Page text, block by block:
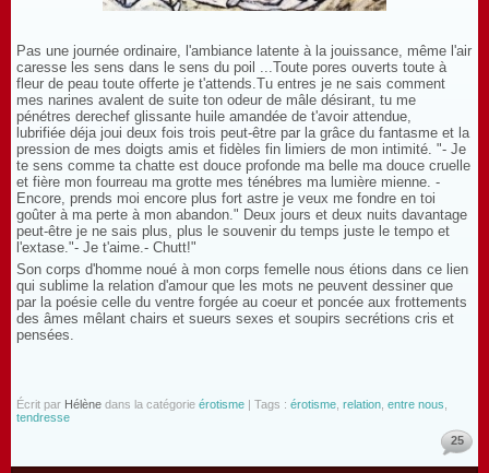
Pas une journée ordinaire, l'ambiance latente à la jouissance, même l'air
caresse les sens dans le sens du poil ...Toute pores ouverts toute à
fleur de peau toute offerte je t'attends.Tu entres je ne sais comment
mes narines avalent de suite ton odeur de mâle désirant, tu me
pénétres derechef glissante huile amandée de t'avoir attendue,
lubrifiée déja joui deux fois trois peut-être par la grâce du fantasme et la
pression de mes doigts amis et fidèles fin limiers de mon intimité. "- Je
te sens comme ta chatte est douce profonde ma belle ma douce cruelle
et fière mon fourreau ma grotte mes ténébres ma lumière mienne. -
Encore, prends moi encore plus fort astre je veux me fondre en toi
goûter à ma perte à mon abandon." Deux jours et deux nuits davantage
peut-être je ne sais plus, plus le souvenir du temps juste le tempo et
l'extase."- Je t'aime.- Chutt!"
Son corps d'homme noué à mon corps femelle nous étions dans ce lien
qui sublime la relation d'amour que les mots ne peuvent dessiner que
par la poésie celle du ventre forgée au coeur et poncée aux frottements
des âmes mêlant chairs et sueurs sexes et soupirs secrétions cris et
pensées.
Écrit par Hélène dans la catégorie érotisme | Tags : érotisme relation entre nous
tendresse
25